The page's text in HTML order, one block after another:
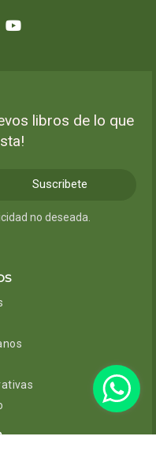
libros de lo que
Suscribete
no deseada.